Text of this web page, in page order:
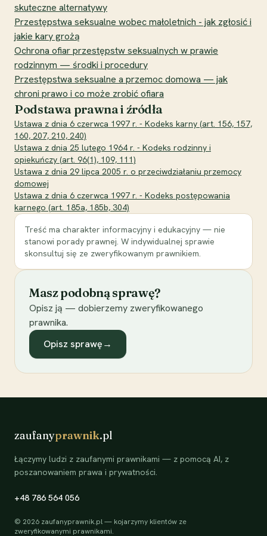
skuteczne alternatywy
Przestępstwa seksualne wobec małoletnich - jak zgłosić i
jakie kary grożą
Ochrona ofiar przestępstw seksualnych w prawie
rodzinnym — środki i procedury
Przestępstwa seksualne a przemoc domowa — jak
chroni prawo i co może zrobić ofiara
Podstawa prawna i źródła
Ustawa z dnia 6 czerwca 1997 r. - Kodeks karny (art. 156, 157,
160, 207, 210, 240)
Ustawa z dnia 25 lutego 1964 r. - Kodeks rodzinny i
opiekuńczy (art. 96(1), 109, 111)
Ustawa z dnia 29 lipca 2005 r. o przeciwdziałaniu przemocy
domowej
Ustawa z dnia 6 czerwca 1997 r. - Kodeks postępowania
karnego (art. 185a, 185b, 304)
Treść ma charakter informacyjny i edukacyjny — nie
stanowi porady prawnej. W indywidualnej sprawie
skonsultuj się ze zweryfikowanym prawnikiem.
Masz podobną sprawę?
Opisz ją — dobierzemy zweryfikowanego
prawnika.
Opisz sprawę→
zaufanyprawnik.pl
Łączymy ludzi z zaufanymi prawnikami — z pomocą AI, z
poszanowaniem prawa i prywatności.
+48 786 564 056
© 2026 zaufanyprawnik.pl — kojarzymy klientów ze
zweryfikowanymi prawnikami.